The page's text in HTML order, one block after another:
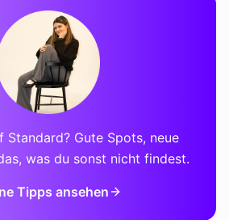
Standard? Gute Spots, neue
was du sonst nicht findest.
Tipps ansehen